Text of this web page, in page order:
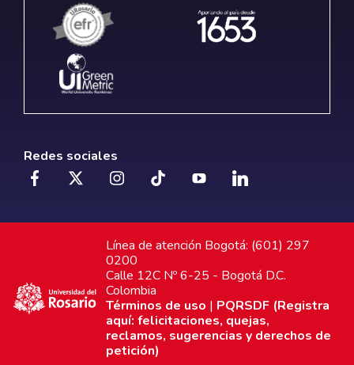
Redes sociales
Línea de atención Bogotá: (601) 297
0200
Calle 12C Nº 6-25 - Bogotá D.C.
Colombia
Términos de uso | PQRSDF (Registra
aquí: felicitaciones, quejas,
reclamos, sugerencias y derechos de
petición)